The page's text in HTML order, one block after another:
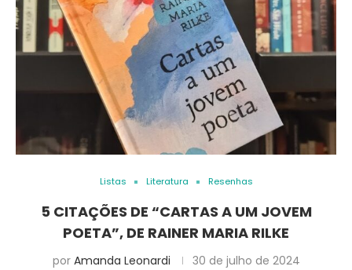
Listas Literatura Resenhas
5 CITAÇÕES DE “CARTAS A UM JOVEM
POETA”, DE RAINER MARIA RILKE
por Amanda Leonardi 30 de julho de 2024